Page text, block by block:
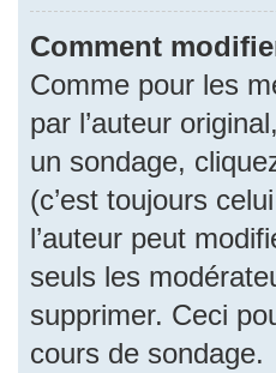
Comment
Comme pour les
par l’auteur
un sondage,
(c’est toujours
l’auteur peut
seuls les
supprimer. Ceci
cours de sondage.